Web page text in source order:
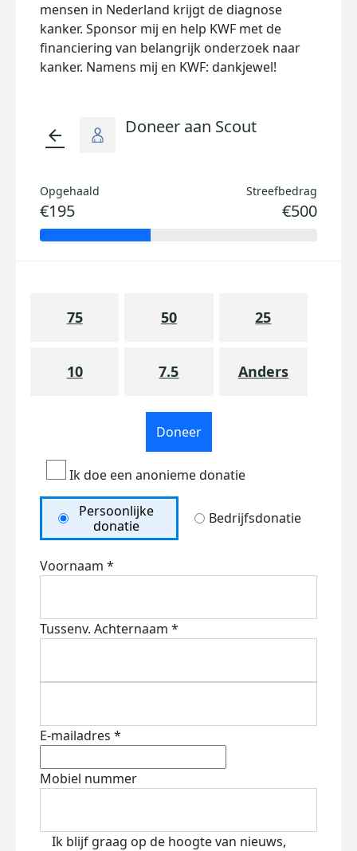
mensen in Nederland krijgt de diagnose
kanker. Sponsor mij en help KWF met de
financiering van belangrijk onderzoek naar
kanker. Namens mij en KWF: dankjewel!
arrow_back Doneer aan Scout
Opgehaald
€195
Streefbedrag
€500
75 50 25
10 7.5 Anders
Doneer
Ik doe een anonieme donatie
Persoonlijke
donatie
Bedrijfsdonatie
Voornaam *
Tussenv. Achternaam *
E-mailadres *
Mobiel nummer
Ik blijf graag op de hoogte van nieuws,